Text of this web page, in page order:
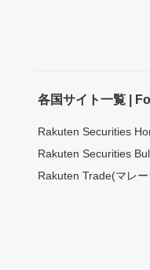
各国サイト一覧 |
Rakuten Securities
Rakuten Securities
Rakuten Trade(マレ